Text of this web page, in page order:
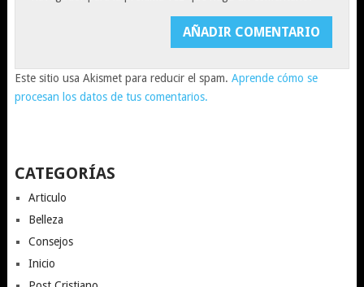
Este sitio usa Akismet para reducir el spam. Aprende cómo se
procesan los datos de tus comentarios.
CATEGORÍAS
Articulo
Belleza
Consejos
Inicio